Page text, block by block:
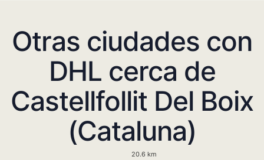
Otras ciudades con
DHL cerca de
Castellfollit Del Boix
(Cataluna)
20.6 km